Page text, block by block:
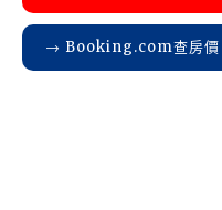
→ Booking.com查房價